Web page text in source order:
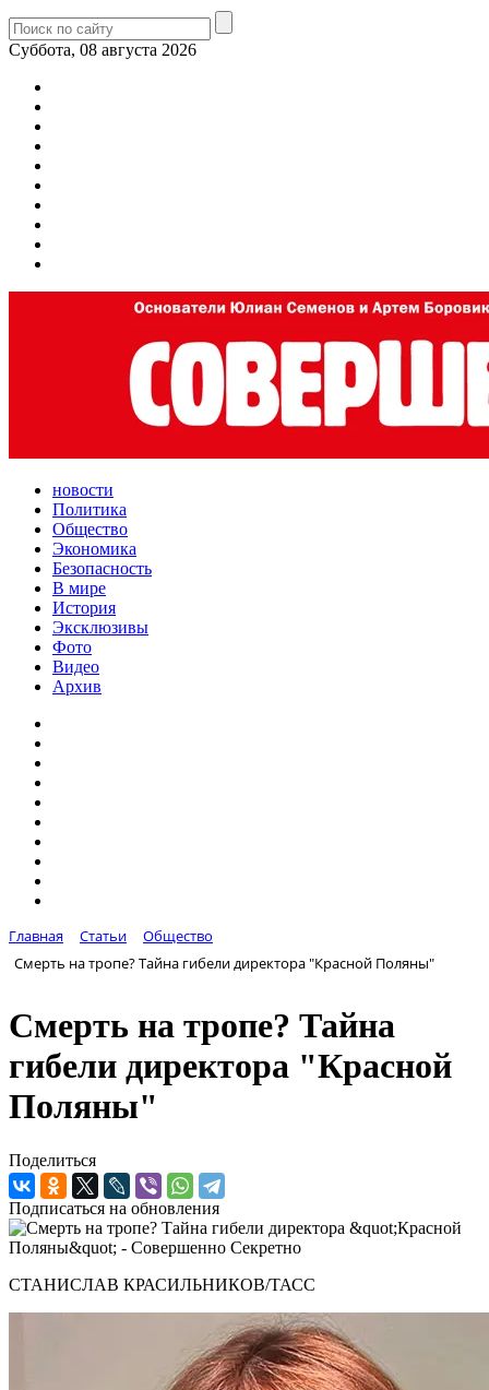
Суббота, 08 августа 2026
новости
Политика
Общество
Экономика
Безопасность
В мире
История
Эксклюзивы
Фото
Видео
Архив
Главная Статьи
Общество
Смерть на тропе? Тайна гибели директора "Красной Поляны"
Смерть на тропе? Тайна
гибели директора "Красной
Поляны"
Поделиться
Подписаться на обновления
СТАНИСЛАВ КРАСИЛЬНИКОВ/ТАСС